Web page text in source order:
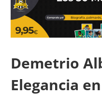
Demetrio
Elegancia